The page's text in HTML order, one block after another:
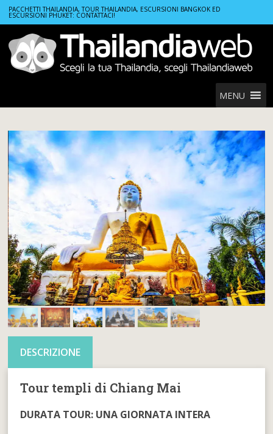
PACCHETTI THAILANDIA, TOUR THAILANDIA, ESCURSIONI BANGKOK ED
ESCURSIONI PHUKET: CONTATTACI!
MENU
Home Tours Tour templi di Chiang Mai
DESCRIZIONE
Tour templi di Chiang Mai
DURATA TOUR: UNA GIORNATA INTERA